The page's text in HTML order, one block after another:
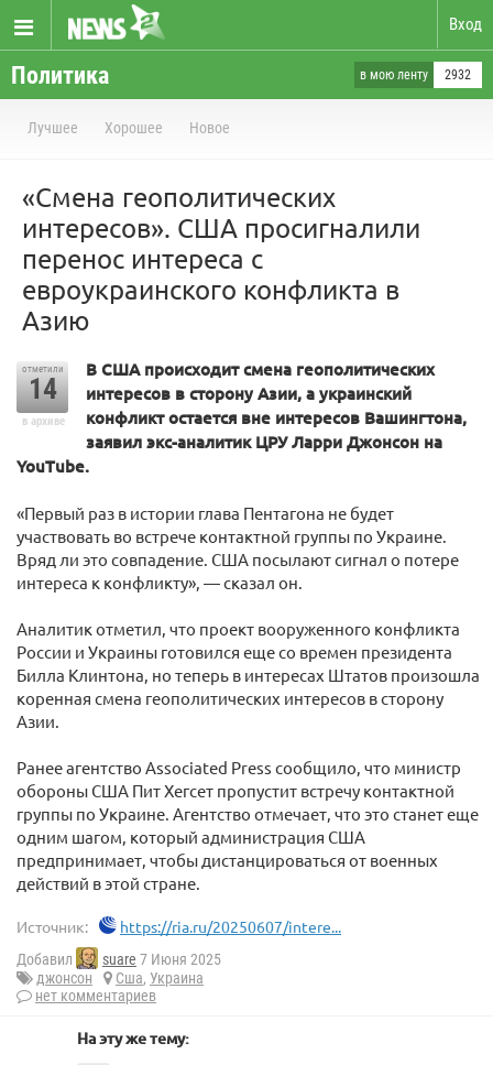
Вход
Политика в мою ленту 2932
Лучшее Хорошее Новое
«Смена геополитических
интересов». США просигналили
перенос интереса с
евроукраинского конфликта в
Азию
отметили
14
в архиве
В США происходит смена геополитических
интересов в сторону Азии, а украинский
конфликт остается вне интересов Вашингтона,
заявил экс-аналитик ЦРУ Ларри Джонсон на
YouTube.
«Первый раз в истории глава Пентагона не будет
участвовать во встрече контактной группы по Украине.
Вряд ли это совпадение. США посылают сигнал о потере
интереса к конфликту», — сказал он.
Аналитик отметил, что проект вооруженного конфликта
России и Украины готовился еще со времен президента
Билла Клинтона, но теперь в интересах Штатов произошла
коренная смена геополитических интересов в сторону
Азии.
Ранее агентство Associated Press сообщило, что министр
обороны США Пит Хегсет пропустит встречу контактной
группы по Украине. Агентство отмечает, что это станет еще
одним шагом, который администрация США
предпринимает, чтобы дистанцироваться от военных
действий в этой стране.
Источник: https://ria.ru/20250607/intere...
Добавил suare 7 Июня 2025
джонсон
Сша, Украина
нет комментариев
На эту же тему: